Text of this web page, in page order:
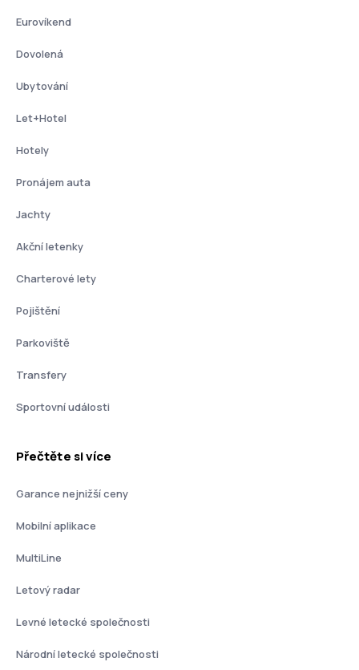
Eurovíkend
Dovolená
Ubytování
Let+Hotel
Hotely
Pronájem auta
Jachty
Akční letenky
Charterové lety
Pojištění
Parkoviště
Transfery
Sportovní události
Přečtěte si více
Garance nejnižší ceny
Mobilní aplikace
MultiLine
Letový radar
Levné letecké společnosti
Národní letecké společnosti